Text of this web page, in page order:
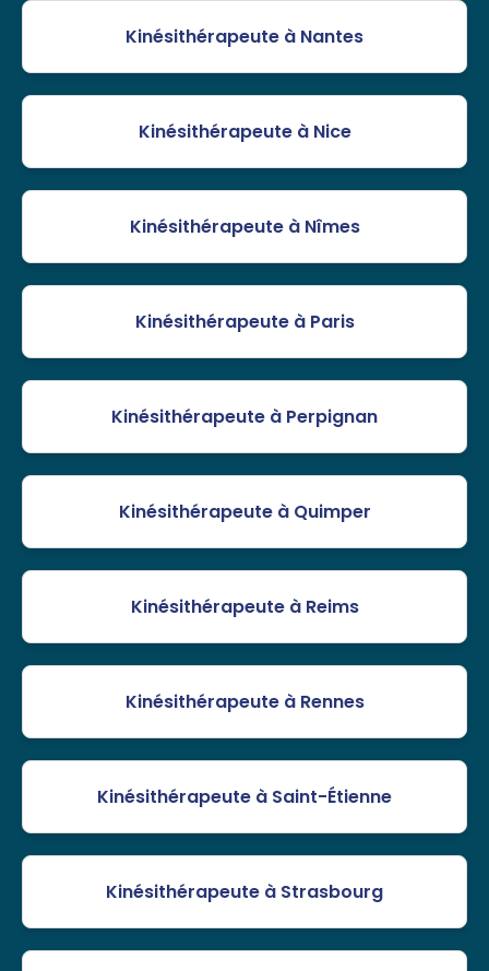
Kinésithérapeute à Nantes
Kinésithérapeute à Nice
Kinésithérapeute à Nîmes
Kinésithérapeute à Paris
Kinésithérapeute à Perpignan
Kinésithérapeute à Quimper
Kinésithérapeute à Reims
Kinésithérapeute à Rennes
Kinésithérapeute à Saint-Étienne
Kinésithérapeute à Strasbourg